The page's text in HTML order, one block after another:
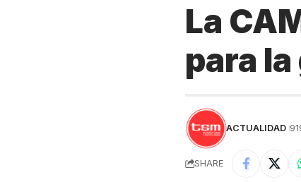
La
para
ACTUALIDAD
SHARE